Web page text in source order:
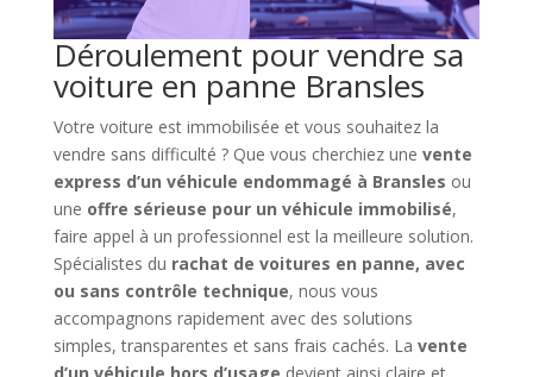
Déroulement pour vendre sa
voiture en panne Bransles
Votre voiture est immobilisée et vous souhaitez la
vendre sans difficulté ? Que vous cherchiez une vente
express d’un véhicule endommagé à Bransles ou
une offre sérieuse pour un véhicule immobilisé,
faire appel à un professionnel est la meilleure solution.
Spécialistes du rachat de voitures en panne, avec
ou sans contrôle technique, nous vous
accompagnons rapidement avec des solutions
simples, transparentes et sans frais cachés. La vente